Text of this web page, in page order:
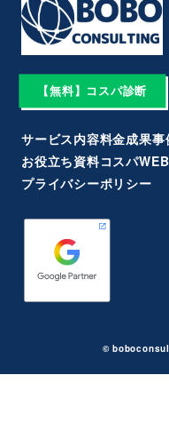
【無料】コスパ診断
サービス内容料金成果事
お役立ち資料コスパ
プライバシーポリシー
©︎